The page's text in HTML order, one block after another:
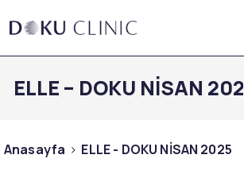
ELLE – DOKU NİSAN 2025
Anasayfa ELLE - DOKU NİSAN 2025